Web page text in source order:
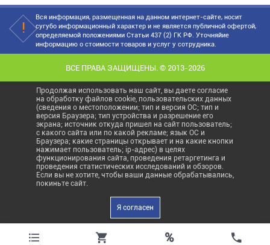
Вся информация, размещенная на данном интернет-сайте, носит
сугубо информационный характер и не является публичной офертой,
определяемой положениями Статьи 437 (2) ГК РФ. Уточняйие
информацию о стоимости товаров и услуг у сотрудника.
ВСЕ ПРАВА ЗАЩИЩЕНЫ. © 2013-2026
Продолжая использовать наш сайт, вы даете согласие
на обработку файлов cookie, пользовательских данных
(сведения о местоположении; тип и версия ОС; тип и
версия Браузера; тип устройства и разрешение его
экрана; источник откуда пришел на сайт пользователь;
с какого сайта или по какой рекламе; язык ОС и
Браузера; какие страницы открывает и на какие кнопки
нажимает пользователь; ip-адрес) в целях
функционирования сайта, проведения ретаргетинга и
проведения статистических исследований и обзоров.
Если вы не хотите, чтобы ваши данные обрабатывались,
покиньте сайт.
Я согласен
%